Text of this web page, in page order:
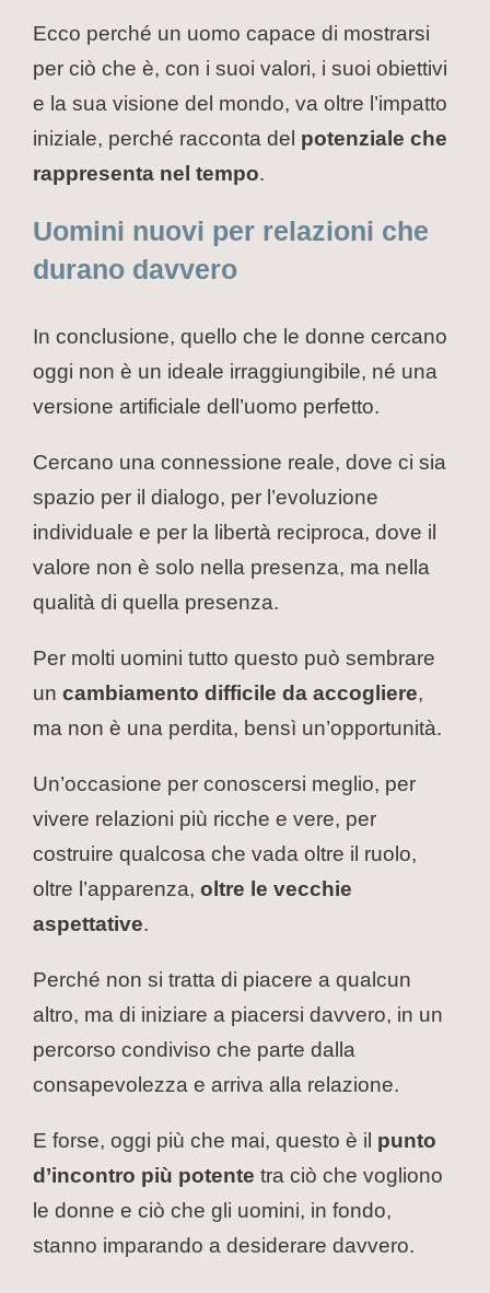
Ecco perché un uomo capace di mostrarsi
per ciò che è, con i suoi valori, i suoi obiettivi
e la sua visione del mondo, va oltre l’impatto
iniziale, perché racconta del potenziale che
rappresenta nel tempo.
Uomini nuovi per relazioni che
durano davvero
In conclusione, quello che le donne cercano
oggi non è un ideale irraggiungibile, né una
versione artificiale dell’uomo perfetto.
Cercano una connessione reale, dove ci sia
spazio per il dialogo, per l’evoluzione
individuale e per la libertà reciproca, dove il
valore non è solo nella presenza, ma nella
qualità di quella presenza.
Per molti uomini tutto questo può sembrare
un cambiamento difficile da accogliere,
ma non è una perdita, bensì un’opportunità.
Un’occasione per conoscersi meglio, per
vivere relazioni più ricche e vere, per
costruire qualcosa che vada oltre il ruolo,
oltre l’apparenza, oltre le vecchie
aspettative.
Perché non si tratta di piacere a qualcun
altro, ma di iniziare a piacersi davvero, in un
percorso condiviso che parte dalla
consapevolezza e arriva alla relazione.
E forse, oggi più che mai, questo è il punto
d’incontro più potente tra ciò che vogliono
le donne e ciò che gli uomini, in fondo,
stanno imparando a desiderare davvero.